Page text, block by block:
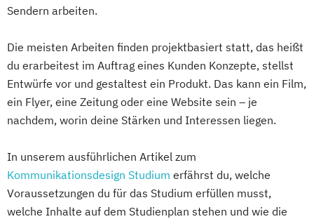
Sendern arbeiten.
Die meisten Arbeiten finden projektbasiert statt, das heißt
du erarbeitest im Auftrag eines Kunden Konzepte, stellst
Entwürfe vor und gestaltest ein Produkt. Das kann ein Film,
ein Flyer, eine Zeitung oder eine Website sein – je
nachdem, worin deine Stärken und Interessen liegen.
In unserem ausführlichen Artikel zum
Kommunikationsdesign Studium erfährst du, welche
Voraussetzungen du für das Studium erfüllen musst,
welche Inhalte auf dem Studienplan stehen und wie die